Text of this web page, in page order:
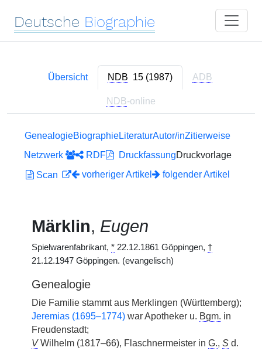
Deutsche Biographie
Übersicht NDB 15 (1987) ADB
NDB-online
GenealogieBiographieLiteraturAutor/inZitierweise
Netzwerk
RDF DruckfassungDruckvorlage
Scan
vorheriger Artikel folgender Artikel
Märklin, Eugen
Spielwarenfabrikant, * 22.12.1861 Göppingen, †
21.12.1947 Göppingen. (evangelisch)
Genealogie
Die Familie stammt aus Merklingen (Württemberg);
Jeremias (1695–1774) war Apotheker u. Bgm. in
Freudenstadt;
VWilhelm (1817–66), Flaschnermeister in G., S d.